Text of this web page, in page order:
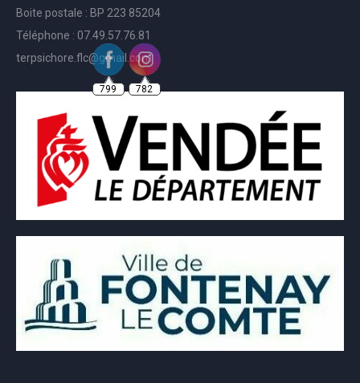
Boite postale : BP 223 85204
Téléphone : 07.49.57.76.81
terpsichore.flc@gmail.com
799 782